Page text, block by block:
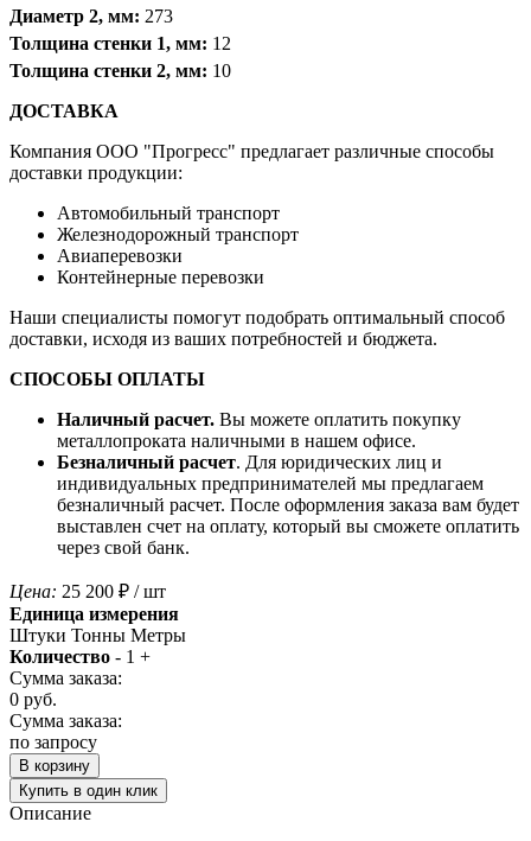
Диаметр 2, мм: 273
Толщина стенки 1, мм: 12
Толщина стенки 2, мм: 10
ДОСТАВКА
Компания OOO "Прогресс" предлагает различные способы
доставки продукции:
Автомобильный транспорт
Железнодорожный транспорт
Авиаперевозки
Контейнерные перевозки
Наши специалисты помогут подобрать оптимальный способ
доставки, исходя из ваших потребностей и бюджета.
СПОСОБЫ ОПЛАТЫ
Наличный расчет. Вы можете оплатить покупку
металлопроката наличными в нашем офисе.
Безналичный расчет. Для юридических лиц и
индивидуальных предпринимателей мы предлагаем
безналичный расчет. После оформления заказа вам будет
выставлен счет на оплату, который вы сможете оплатить
через свой банк.
Цена: 25 200 ₽ / шт
Единица измерения
Штуки Тонны Метры
Количество - 1 +
Сумма заказа:
0 руб.
Сумма заказа:
по запросу
В корзину
Купить в один клик
Описание